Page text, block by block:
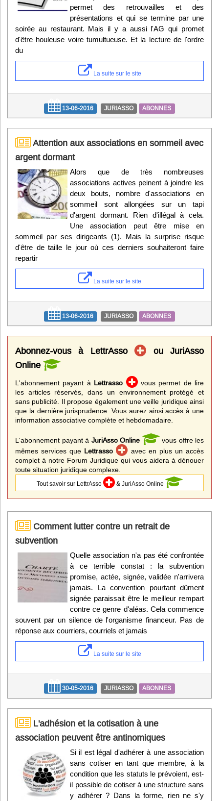
permet des retrouvailles et des
présentations et qui se termine par une
soirée au restaurant. Mais il y a aussi l'AG qui promet
d'être houleuse voire tumultueuse. Et la lecture de l'ordre
du
La suite sur le site
13-06-2016 JURIASSO ABONNES
Attention aux associations en sommeil avec
argent dormant
Alors que de très nombreuses
associations actives peinent à joindre les
deux bouts, nombre d'associations en
sommeil sont allongées sur un tapi
d'argent dormant. Rien d'illégal à cela.
Une association peut être mise en
sommeil par ses dirigeants (1). Mais la surprise risque
d'être de taille le jour où ces derniers souhaiteront faire
repartir
La suite sur le site
13-06-2016 JURIASSO ABONNES
Abonnez-vous à LettrAsso
ou JuriAsso
Online
L'abonnement payant à Lettrasso
vous permet de lire
les articles réservés, dans un environnement protégé et
sans publicité. Il propose également une veille juridique ainsi
que la dernière jurisprudence. Vous aurez ainsi accès à une
information associative complète et hebdomadaire.
L'abonnement payant à JuriAsso Online
vous offre les
mêmes services que Lettrasso
avec en plus un accès
complet à notre Forum Juridique qui vous aidera à dénouer
toute situation juridique complexe.
Tout savoir sur LettrAsso & JuriAsso Online
Comment lutter contre un retrait de
subvention
Quelle association n'a pas été confrontée
à ce terrible constat : la subvention
promise, actée, signée, validée n'arrivera
jamais. La convention pourtant dûment
signée paraissait être le meilleur rempart
contre ce genre d'aléas. Cela commence
souvent par un silence de l'organisme financeur. Pas de
réponse aux courriers, courriels et jamais
La suite sur le site
30-05-2016 JURIASSO ABONNES
L'adhésion et la cotisation à une
association peuvent être antinomiques
Si il est légal d'adhérer à une association
sans cotiser en tant que membre, à la
condition que les statuts le prévoient, est-
il possible de cotiser à une structure sans
y adhérer ? Dans la forme, rien ne s'y